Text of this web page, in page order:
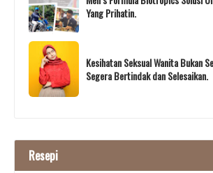
Yang Prihatin.
Kesihatan Seksual Wanita Bukan
Segera Bertindak dan Selesaikan.
Resepi